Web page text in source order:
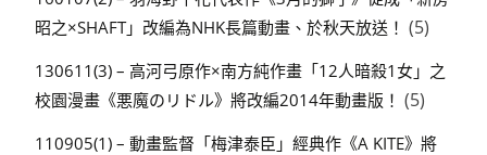
昭之×SHAFT」改編為NHK長篇動畫、於秋天放送！ (5)
130611(3) – 高河弓原作×南方純作畫「12人暗殺1女」之
校園漫畫《悪魔のリドル》將改編2014年動畫版！ (5)
110905(1) – 動畫監督「梅津泰臣」經典作《A KITE》將